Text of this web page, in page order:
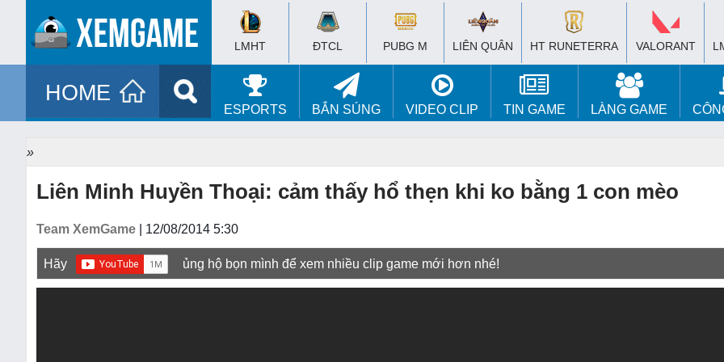
LMHT ĐTCL PUBG M LIÊN QUÂN HT RUNETERRA VALORANT
HOME
ESPORTS BẮN SÚNG VIDEO CLIP TIN GAME LÀNG GAME
»
Liên Minh Huyền Thoại: cảm thấy hổ thẹn khi ko bằng 1 con mèo
Team XemGame | 12/08/2014 5:30
Hãy ủng hộ bọn mình để xem nhiều clip game mới hơn nhé!